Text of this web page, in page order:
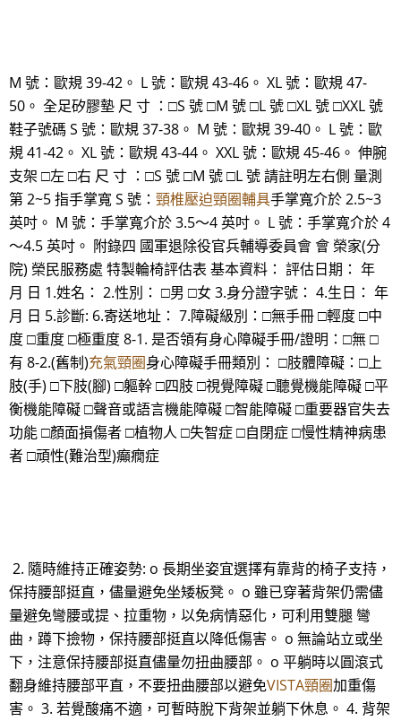
M 號：歐規 39-42。 L 號：歐規 43-46。 XL 號：歐規 47-
50。 全足矽膠墊 尺 寸 ：□S 號 □M 號 □L 號 □XL 號 □XXL 號
鞋子號碼 S 號：歐規 37-38。 M 號：歐規 39-40。 L 號：歐
規 41-42。 XL 號：歐規 43-44。 XXL 號：歐規 45-46。 伸腕
支架 □左 □右 尺 寸 ：□S 號 □M 號 □L 號 請註明左右側 量測
第 2~5 指手掌寬 S 號： 頸椎壓迫頸圈輔具手掌寬介於 2.5~3
英吋。 M 號：手掌寬介於 3.5～4 英吋。 L 號：手掌寬介於 4
～4.5 英吋。 附錄四 國軍退除役官兵輔導委員會 會 榮家(分
院) 榮民服務處 特製輪椅評估表 基本資料： 評估日期： 年
月 日 1.姓名： 2.性別： □男 □女 3.身分證字號： 4.生日： 年
月 日 5.診斷: 6.寄送地址： 7.障礙級別：□無手冊 □輕度 □中
度 □重度 □極重度 8-1. 是否領有身心障礙手冊/證明：□無 □
有 8-2.(舊制)充氣頸圈身心障礙手冊類別： □肢體障礙：□上
肢(手) □下肢(腳) □軀幹 □四肢 □視覺障礙 □聽覺機能障礙 □平
衡機能障礙 □聲音或語言機能障礙 □智能障礙 □重要器官失去
功能 □顏面損傷者 □植物人 □失智症 □自閉症 □慢性精神病患
者 □頑性(難治型)癲癇症
2. 隨時維持正確姿勢: o 長期坐姿宜選擇有靠背的椅子支持，
保持腰部挺直，儘量避免坐矮板凳。 o 雖已穿著背架仍需儘
量避免彎腰或提、拉重物，以免病情惡化，可利用雙腿 彎
曲，蹲下撿物，保持腰部挺直以降低傷害。 o 無論站立或坐
下，注意保持腰部挺直儘量勿扭曲腰部。 o 平躺時以圓滾式
翻身維持腰部平直，不要扭曲腰部以避免VISTA頸圈加重傷
害。 3. 若覺酸痛不適，可暫時脫下背架並躺下休息。 4. 背架